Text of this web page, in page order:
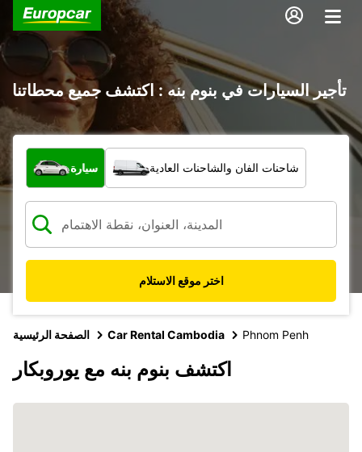
تأجير السيارات في بنوم بنه : اكتشف جميع محطاتنا
ما نوع المركبة؟
سيارة شاحنات الفان والشاحنات العادية
اختر موقع الاستلام
الصفحة الرئيسية Car Rental Cambodia Phnom Penh
اكتشف بنوم بنه مع يوروبكار